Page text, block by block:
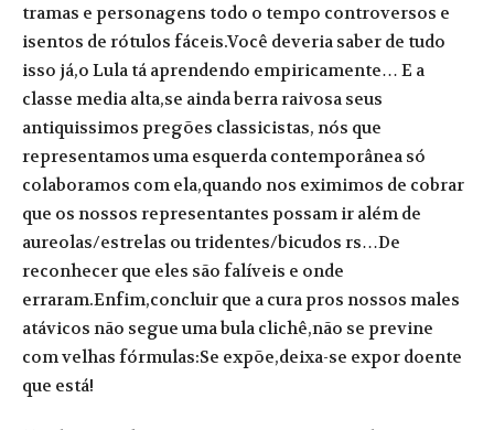
tramas e personagens todo o tempo controversos e
isentos de rótulos fáceis.Você deveria saber de tudo
isso já,o Lula tá aprendendo empiricamente… E a
classe media alta,se ainda berra raivosa seus
antiquissimos pregões classicistas, nós que
representamos uma esquerda contemporânea só
colaboramos com ela,quando nos eximimos de cobrar
que os nossos representantes possam ir além de
aureolas/estrelas ou tridentes/bicudos rs…De
reconhecer que eles são falíveis e onde
erraram.Enfim,concluir que a cura pros nossos males
atávicos não segue uma bula clichê,não se previne
com velhas fórmulas:Se expõe,deixa-se expor doente
que está!